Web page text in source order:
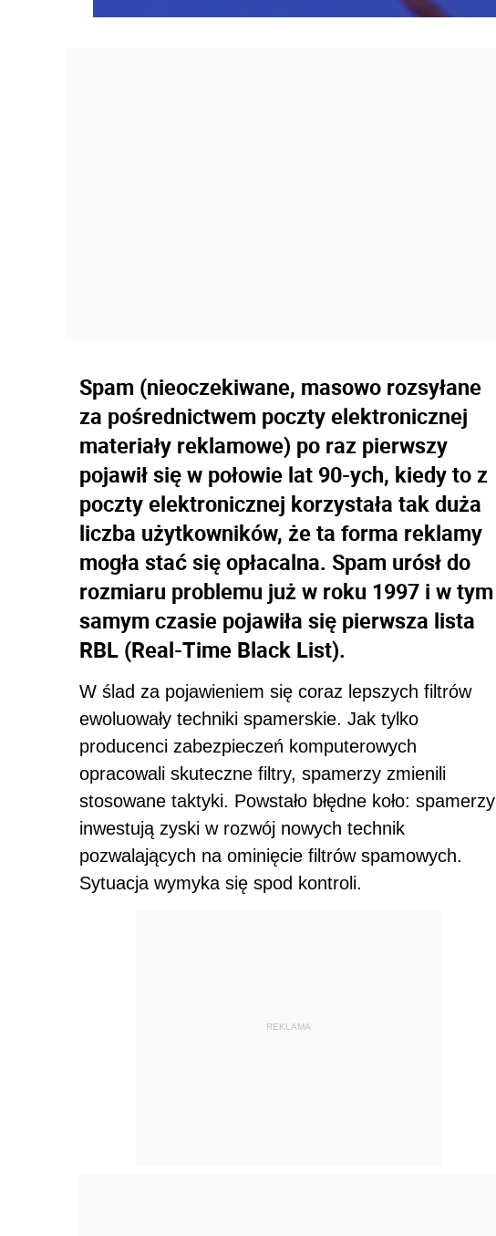
Spam (nieoczekiwane, masowo rozsyłane
za pośrednictwem poczty elektronicznej
materiały reklamowe) po raz pierwszy
pojawił się w połowie lat 90-ych, kiedy to z
poczty elektronicznej korzystała tak duża
liczba użytkowników, że ta forma reklamy
mogła stać się opłacalna. Spam urósł do
rozmiaru problemu już w roku 1997 i w tym
samym czasie pojawiła się pierwsza lista
RBL (Real-Time Black List).
W ślad za pojawieniem się coraz lepszych filtrów
ewoluowały techniki spamerskie. Jak tylko
producenci zabezpieczeń komputerowych
opracowali skuteczne filtry, spamerzy zmienili
stosowane taktyki. Powstało błędne koło: spamerzy
inwestują zyski w rozwój nowych technik
pozwalających na ominięcie filtrów spamowych.
Sytuacja wymyka się spod kontroli.
REKLAMA